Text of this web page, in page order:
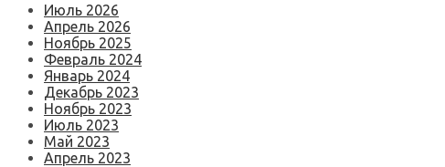
Июль 2026
Апрель 2026
Ноябрь 2025
Февраль 2024
Январь 2024
Декабрь 2023
Ноябрь 2023
Июль 2023
Май 2023
Апрель 2023